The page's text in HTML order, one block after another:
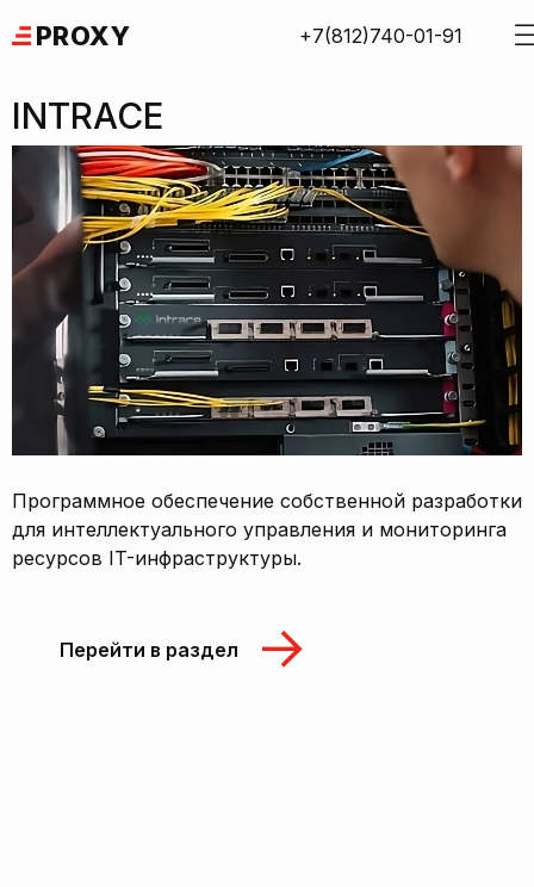
to
PROXY +7(812)740-01-91
INTRACE
Программное обеспечение собственной разработки
для интеллектуального управления и мониторинга
ресурсов IT-инфраструктуры.
Перейти в раздел